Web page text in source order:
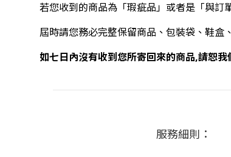
若您收到的商品為「瑕疵品」或者是「與訂
屆時請您務必完整保留商品、包裝袋、鞋盒
如七日內沒有收到您所寄回來的商品,請恕
服務細則：